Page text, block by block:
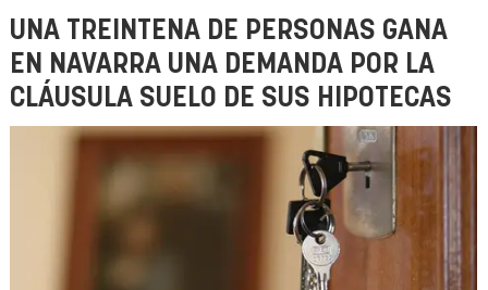
UNA TREINTENA DE PERSONAS GANA
EN NAVARRA UNA DEMANDA POR LA
CLÁUSULA SUELO DE SUS HIPOTECAS